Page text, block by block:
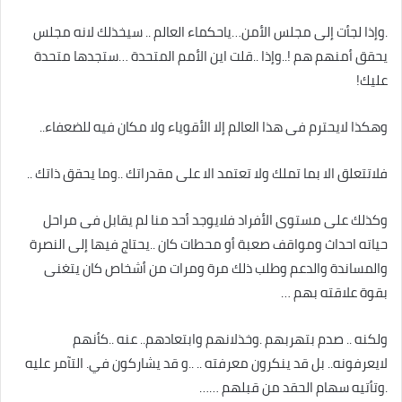
.وإذا لجأت إلى مجلس الأمن…ياحكماء العالم .. سيخذلك لانه مجلس
يحقق أمنهم هم !..وإذا ..قلت اين الأمم المتحدة …ستجدها متحدة
عليك!
وهكذا لايحترم فى هذا العالم إلا الأقوياء ولا مكان فيه للضعفاء..
فلاتتعلق الا بما تملك ولا تعتمد الا على مقدراتك ..وما يحقق ذاتك ..
وكذلك على مستوى الأفراد فلايوجد أحد منا لم يقابل فى مراحل
حياته احداث ومواقف صعبة أو محطات كان ..يحتاج فيها إلى النصرة
والمساندة والدعم وطلب ذلك مرة ومرات من أشخاص كان يتغنى
بقوة علاقته بهم …
ولكنه .. صدم بتهربهم .وخذلانهم وابتعادهم.. عنه ..كأنهم
لايعرفونه.. بل قد ينكرون معرفته .. ..و قد يشاركون في. التآمر عليه
.وتأتيه سهام الحقد من قبلهم ……